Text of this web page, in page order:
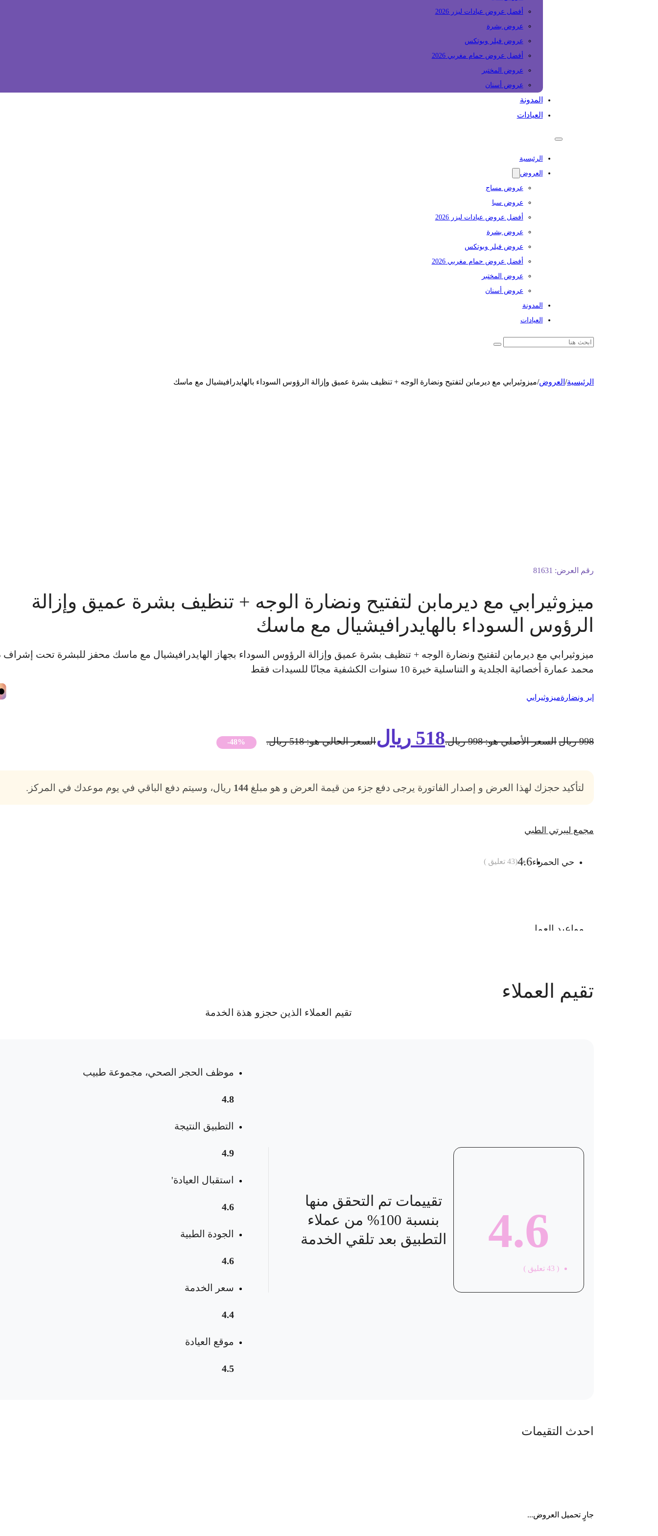
أفضل عروض عيادات ليزر 2026
عروض بشرة
عروض فيلر وبوتكس
أفضل عروض حمام مغربي 2026
عروض المختبر
عروض أسنان
المدونة
العيادات
الرئيسية
العروض
عروض مساج
عروض سبا
أفضل عروض عيادات ليزر 2026
عروض بشرة
عروض فيلر وبوتكس
أفضل عروض حمام مغربي 2026
عروض المختبر
عروض أسنان
المدونة
العيادات
الرئيسية/ العروض/ميزوثيرابي مع ديرمابن لتفتيح ونضارة الوجه + تنظيف بشرة عميق وإزالة الرؤوس السوداء بالهايدرافيشيال مع ماسك
رقم العرض: 81631
ميزوثيرابي مع ديرمابن لتفتيح ونضارة الوجه + تنظيف بشرة عميق وإزالة
الرؤوس السوداء بالهايدرافيشيال مع ماسك
ميزوثيرابي مع ديرمابن لتفتيح ونضارة الوجه + تنظيف بشرة عميق وإزالة الرؤوس السوداء بجهاز الهايدرافيشيال مع ماسك محفز للبشرة تحت إشراف
محمد عمارة أخصائية الجلدية و التناسلية خبرة 10 سنوات الكشفية مجانًا للسيدات فقط
إبر ونضارةميزوثيرابي
998 ريالالسعر الأصلي هو: 998 ريال. 518 ريالالسعر الحالي هو: 518 ريال. -48%
لتأكيد حجزك لهذا العرض و إصدار الفاتورة يرجى دفع جزء من قيمة العرض و هو مبلغ144 ريال، وسيتم دفع الباقي في يوم موعدك في المركز.
مجمع ليبرتي الطبي
حي الحمراء4.6
(
43 تعليق )
مواعيد العمل
عدد الحجوزات
تقيم العملاء
تقيم العملاء الذين حجزو هذة الخدمة
4.6
(
43 تعليق )
تقييمات تم التحقق منها
بنسبة 100% من عملاء
التطبيق بعد تلقي الخدمة
موظف الحجر الصحي، مجموعة طبيب
4.8
التطبيق النتيجة
4.9
استقبال العيادة'
4.6
الجودة الطبية
4.6
سعر الخدمة
4.4
موقع العيادة
4.5
احدث التقيمات
جارٍ تحميل العروض...